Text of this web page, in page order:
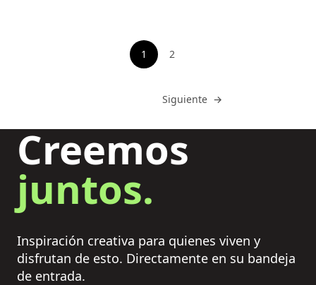
1 Ver página
2
Ir a
Siguiente →
Creemos
juntos.
Inspiración creativa para quienes viven y
disfrutan de esto. Directamente en su bandeja
de entrada.